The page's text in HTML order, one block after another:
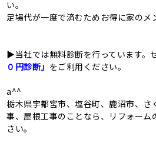
い。
足場代が一度で済むためお得に家のメ
▶当社では無料診断を行っています。
０円診断」 をご利用ください。
a^^
栃木県宇都宮市、塩谷町、鹿沼市、さ
事、屋根工事のことなら、リフォーム
さい。